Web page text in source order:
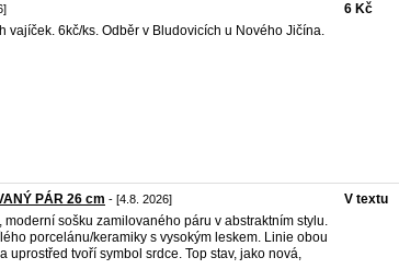
vajíček. 6kč/ks. Odběr v Bludovicích u Nového Jičína.
6 Kč
PÁR 26 cm - [4.8. 2026]
moderní sošku zamilovaného páru v abstraktním stylu.
porcelánu/keramiky s vysokým leskem. Linie obou
uprostřed tvoří symbol srdce. Top stav, jako nová,
V textu